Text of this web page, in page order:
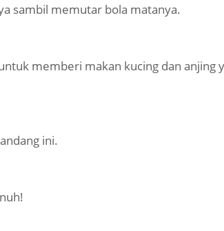
sambil memutar bola matanya.
memberi makan kucing dan anjing
ini.